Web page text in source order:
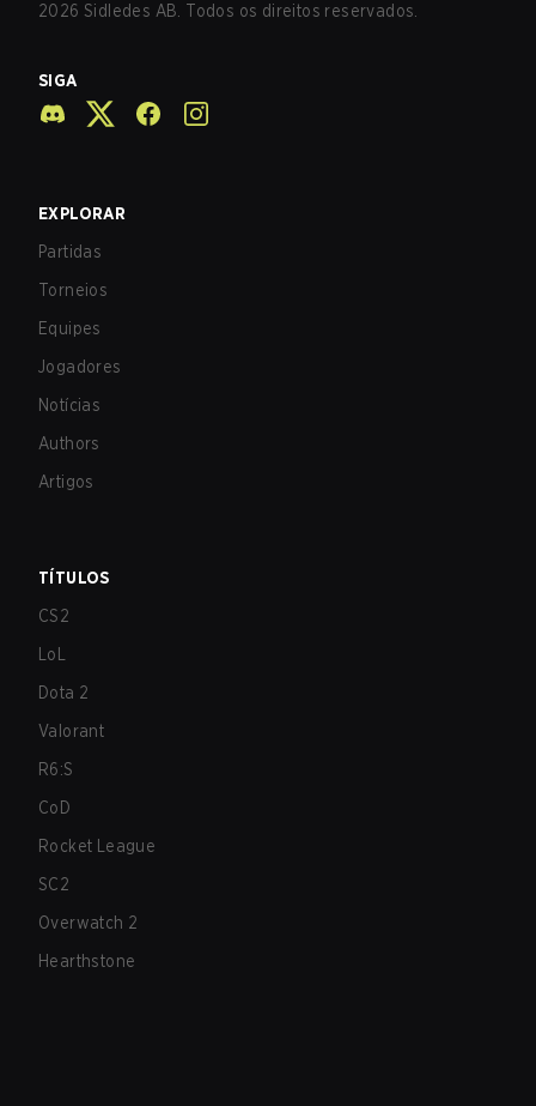
2026 Sidledes AB. Todos os direitos reservados.
SIGA
EXPLORAR
Partidas
Torneios
Equipes
Jogadores
Notícias
Authors
Artigos
TÍTULOS
CS2
LoL
Dota 2
Valorant
R6:S
CoD
Rocket League
SC2
Overwatch 2
Hearthstone